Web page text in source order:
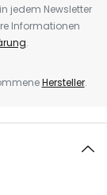
jedem Newsletter
Informationen
.
Hersteller.